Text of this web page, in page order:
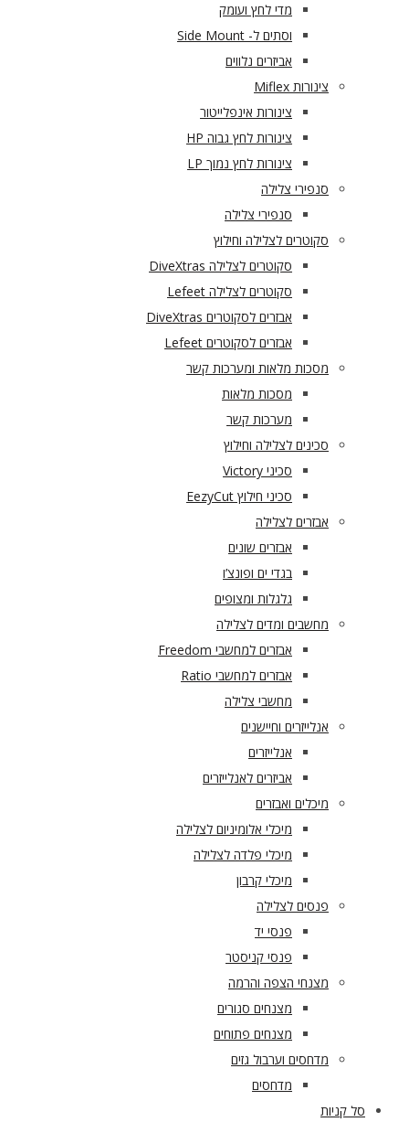
מדי לחץ ועומק
וסתים ל- Side Mount
אביזרים נלווים
צינורות Miflex
צינורות אינפלייטור
צינורות לחץ גבוה HP
צינורות לחץ נמוך LP
סנפירי צלילה
סנפירי צלילה
סקוטרים לצלילה וחילוץ
סקוטרים לצלילה DiveXtras
סקוטרים לצלילה Lefeet
אבזרים לסקוטרים DiveXtras
אבזרים לסקוטרים Lefeet
מסכות מלאות ומערכות קשר
מסכות מלאות
מערכות קשר
סכינים לצלילה וחילוץ
סכיני Victory
סכיני חילוץ EezyCut
אבזרים לצלילה
אבזרים שונים
בגדי ים ופונצ’ו
גלגלות ומצופים
מחשבים ומדים לצלילה
אבזרים למחשבי Freedom
אבזרים למחשבי Ratio
מחשבי צלילה
אנלייזרים וחיישנים
אנלייזרים
אביזרים לאנלייזרים
מיכלים ואבזרים
מיכלי אלומיניום לצלילה
מיכלי פלדה לצלילה
מיכלי קרבון
פנסים לצלילה
פנסי יד
פנסי קניסטר
מצנחי הצפה והרמה
מצנחים סגורים
מצנחים פתוחים
מדחסים וערבול גזים
מדחסים
סל קניות